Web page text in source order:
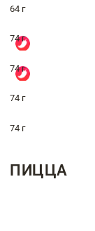
64 г
74 г
74 г
74 г
74 г
ПИЦЦА